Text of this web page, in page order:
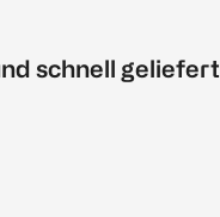
schnell geliefert